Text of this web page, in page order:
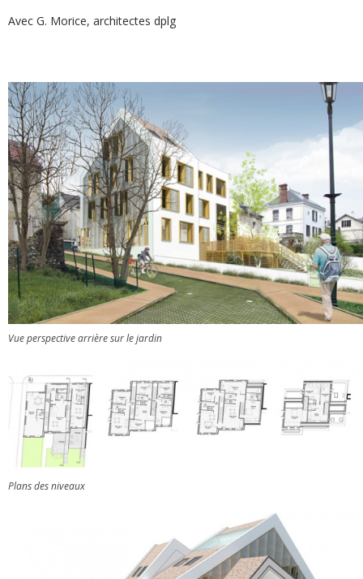
Avec G. Morice, architectes dplg
Vue perspective arrière sur le jardin
Plans des niveaux